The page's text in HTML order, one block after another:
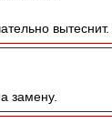
вытеснит.
замену.